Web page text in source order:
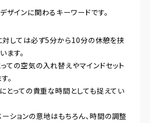
ザインに関わるキーワードです。
しては必ず5分から10分の休憩を挟
ます。
ての空気の入れ替えやマインドセット
。
とっての貴重な時間としても捉えてい
ションの意地はもちろん、時間の調整